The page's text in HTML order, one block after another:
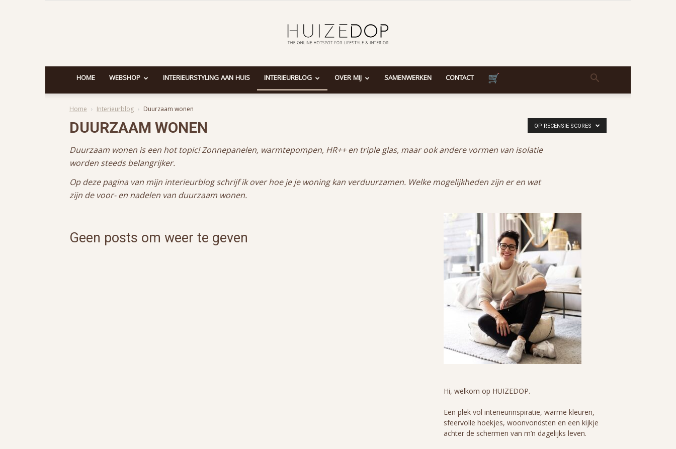
HOME WEBSHOP INTERIEURSTYLING AAN HUIS INTERIEURBLOG OVER MIJ SAMENWERKEN CONTACT
Home Interieurblog Duurzaam wonen
DUURZAAM WONEN
Duurzaam wonen is een hot topic! Zonnepanelen, warmtepompen, HR++ en triple glas, maar ook andere vormen van isolatie
worden steeds belangrijker.
Op deze pagina van mijn interieurblog schrijf ik over hoe je je woning kan verduurzamen. Welke mogelijkheden zijn er en wat
zijn de voor- en nadelen van duurzaam wonen.
OP RECENSIE SCORES
Geen posts om weer te geven
Hi, welkom op HUIZEDOP.
Een plek vol interieurinspiratie, warme kleuren,
sfeervolle hoekjes, woonvondsten en een kijkje
achter de schermen van m’n dagelijks leven.